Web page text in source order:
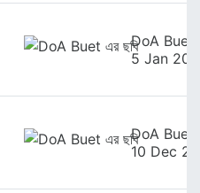
DoA Buet
5 Jan
DoA Buet
10 Dec